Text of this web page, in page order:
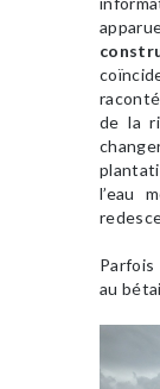
de la
l’eau
au